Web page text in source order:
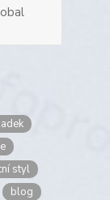
styl
blog